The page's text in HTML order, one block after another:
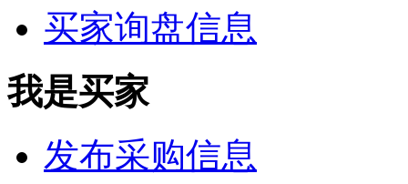
买家询盘信息
我是买家
发布采购信息